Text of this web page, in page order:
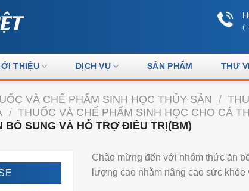
THIỆU DỊCH VỤ SẢN PHẨM THƯ
VÀ CHẾ PHẨM SINH HỌC THỦY SẢN /
/ THUỐC VÀ CHẾ PHẨM SINH HỌC CHO CÁ
BỔ SUNG VÀ HỖ TRỢ ĐIỀU TRỊ(BM)
Chào mừng đến với nhóm thức ăn
lượng cao nhằm nâng cao sức